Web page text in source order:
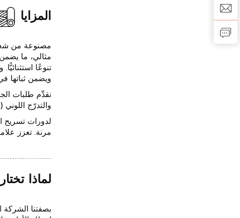
المزايا
مصنوعة من شعر
مثالي، ما
ويضمن ثباتها
والتدرّج اللوني
لدورات تسريح
مرنة. تعزز
لماذا